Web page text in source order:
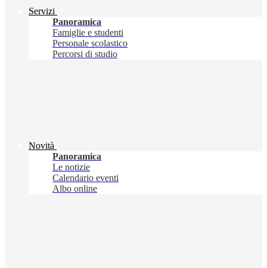
Servizi
Panoramica
Famiglie e studenti
Personale scolastico
Percorsi di studio
Novità
Panoramica
Le notizie
Calendario eventi
Albo online